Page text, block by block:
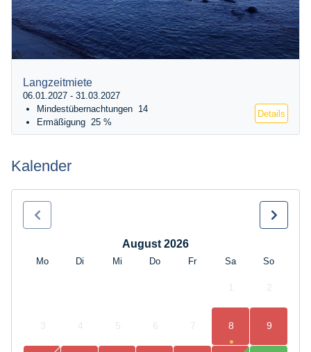
Langzeitmiete
06.01.2027 - 31.03.2027
Mindestübernachtungen 14
Ermäßigung 25 %
Details
Kalender
August 2026
Mo Di Mi Do Fr Sa So
2
3 4 5 6 7 8 9